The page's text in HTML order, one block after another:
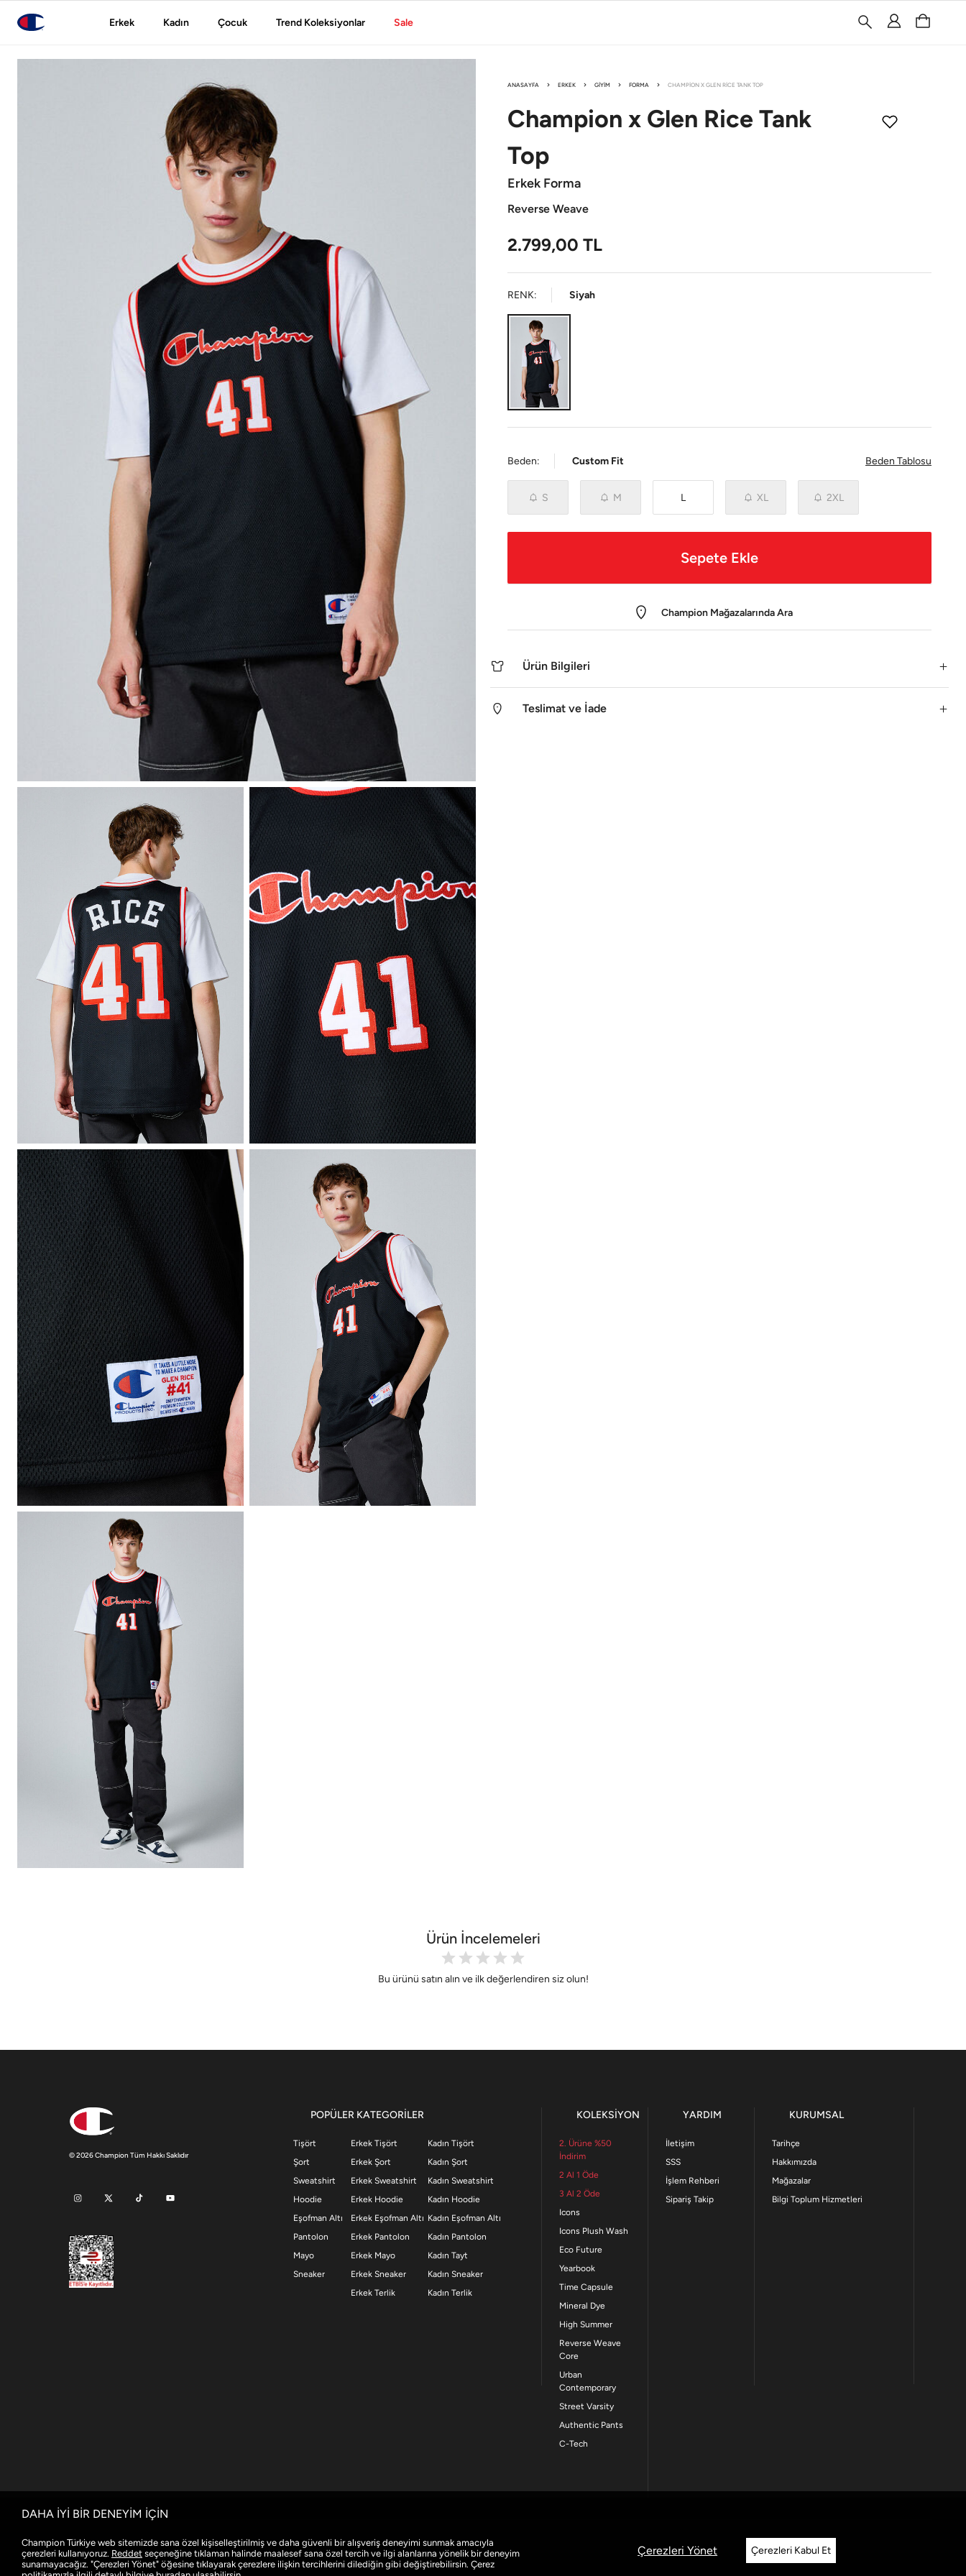
Erkek Kadın Çocuk Trend Koleksiyonlar Sale
ANASAYFA ERKEK GIYIM FORMA CHAMPION X GLEN RICE TANK TOP
Champion x Glen Rice Tank
Top
Erkek Forma
Reverse Weave
2.799,00 TL
RENK: Siyah
Beden: Custom Fit Beden Tablosu
S M L XL 2XL
Sepete Ekle
Champion Mağazalarında Ara
Ürün Bilgileri
Teslimat ve İade
Ürün İncelemeleri
Bu ürünü satın alın ve ilk değerlendiren siz olun!
© 2026 Champion Tüm Hakkı Saklıdır
POPÜLER KATEGORİLER
Tişört
Şort
Sweatshirt
Hoodie
Eşofman Altı
Pantolon
Mayo
Sneaker
Erkek Tişört
Erkek Şort
Erkek Sweatshirt
Erkek Hoodie
Erkek Eşofman Altı
Erkek Pantolon
Erkek Mayo
Erkek Sneaker
Erkek Terlik
Kadın Tişört
Kadın Şort
Kadın Sweatshirt
Kadın Hoodie
Kadın Eşofman Altı
Kadın Pantolon
Kadın Tayt
Kadın Sneaker
Kadın Terlik
KOLEKSİYON
2. Ürüne %50
İndirim
2 Al 1 Öde
3 Al 2 Öde
Icons
Icons Plush Wash
Eco Future
Yearbook
Time Capsule
Mineral Dye
High Summer
Reverse Weave
Core
Urban
Contemporary
Street Varsity
Authentic Pants
C-Tech
YARDIM
İletişim
SSS
İşlem Rehberi
Sipariş Takip
KURUMSAL
Tarihçe
Hakkımızda
Mağazalar
Bilgi Toplum Hizmetleri
DAHA İYİ BİR DENEYİM İÇİN
Champion Türkiye web sitemizde sana özel kişiselleştirilmiş ve daha güvenli bir alışveriş deneyimi sunmak amacıyla
çerezleri kullanıyoruz. Reddet seçeneğine tıklaman halinde maalesef sana özel tercih ve ilgi alanlarına yönelik bir deneyim
sunamayacağız. "Çerezleri Yönet" öğesine tıklayarak çerezlere ilişkin tercihlerini dilediğin gibi değiştirebilirsin. Çerez
Çerezleri Yönet Çerezleri Kabul Et